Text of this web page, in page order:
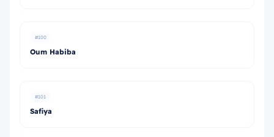
#100
Oum Habiba
#101
Safiya